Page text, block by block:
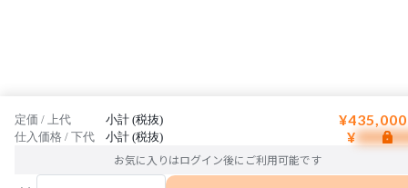
定価 / 上代 小計 (税抜)
仕入価格 / 下代 小計 (税抜) ¥
お気に入りはログイン後にご利用可能です